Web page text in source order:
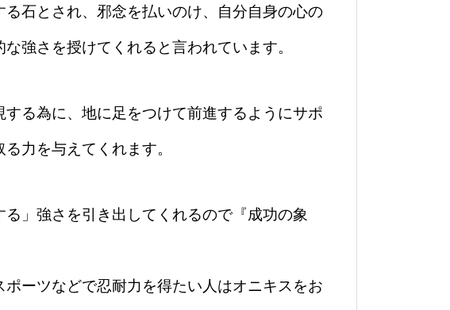
石とされ、邪念を払いのけ、自分自身の心の
強さを授けてくれると言われています。
る為に、地に足をつけて前進するようにサポ
力を与えてくれます。
」強さを引き出してくれるので『成功の象
ーツなどで忍耐力を得たい人はオニキスをお